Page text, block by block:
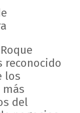
Roque
reconocido
los
del